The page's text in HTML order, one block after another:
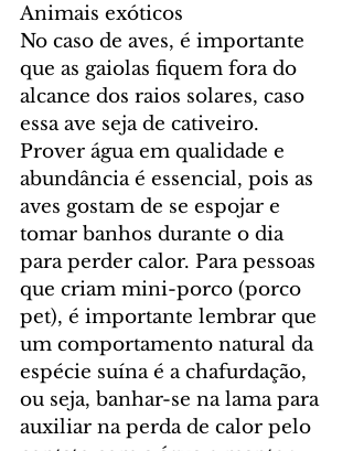
Animais exóticos
No caso de aves, é importante
que as gaiolas fiquem fora do
alcance dos raios solares, caso
essa ave seja de cativeiro.
Prover água em qualidade e
abundância é essencial, pois as
aves gostam de se espojar e
tomar banhos durante o dia
para perder calor. Para pessoas
que criam mini-porco (porco
pet), é importante lembrar que
um comportamento natural da
espécie suína é a chafurdação,
ou seja, banhar-se na lama para
auxiliar na perda de calor pelo